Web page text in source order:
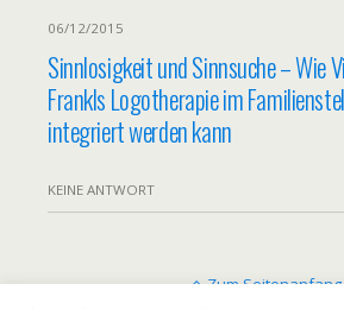
06/12/2015
Sinnlosigkeit und Sinnsuche – Wie
Frankls Logotherapie im
integriert werden kann
KEINE ANTWORT
Zum Seitenanfang